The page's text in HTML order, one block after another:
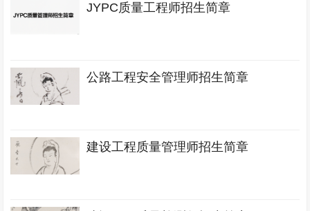
JYPC质量工程师招生简章
公路工程安全管理师招生简章
建设工程质量管理师招生简章